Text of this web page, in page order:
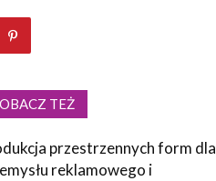
TEŻ
przestrzennych form dla
reklamowego i